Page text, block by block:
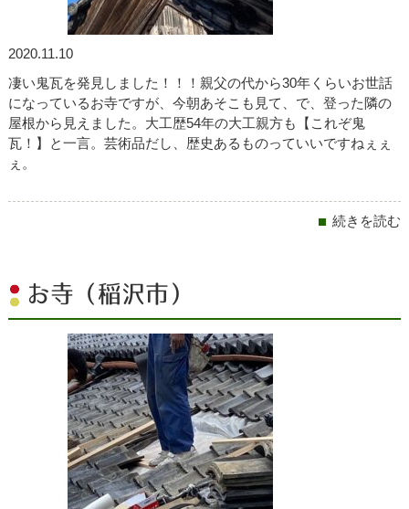
2020.11.10
凄い鬼瓦を発見しました！！！親父の代から30年くらいお世話
になっているお寺ですが、今朝あそこも見て、で、登った隣の
屋根から見えました。大工歴54年の大工親方も【これぞ鬼
瓦！】と一言。芸術品だし、歴史あるものっていいですねぇぇ
ぇ。
続きを読む
お寺（稲沢市）